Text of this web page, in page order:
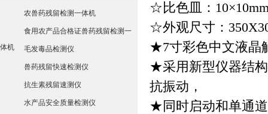
农兽药残留检测一体机
食用农产品合格证兽药残留检测一
体机 毛发毒品检测仪
兽药残留快速检测仪
抗生素残留速测仪
水产品安全质量检测仪
☆比色皿：
☆外观尺寸：
★7寸彩色中文液晶
★采用新型仪器结
抗振动，
★同时启动和单通